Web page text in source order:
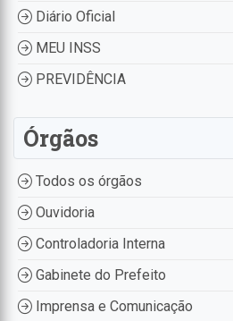
Diário Oficial
MEU INSS
PREVIDÊNCIA
Órgãos
Todos os órgãos
Ouvidoria
Controladoria Interna
Gabinete do Prefeito
Imprensa e Comunicação